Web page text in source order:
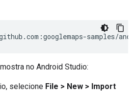
samples/
no Android Studio:
selecione File > New > Import